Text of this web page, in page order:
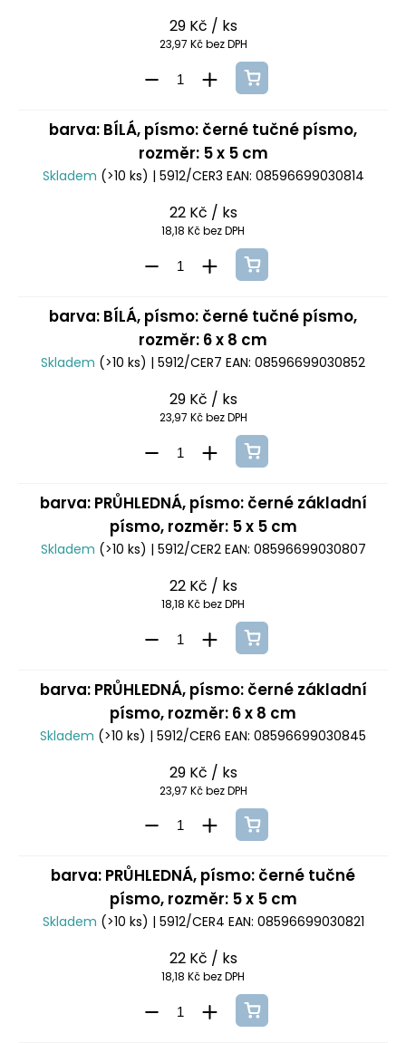
29 Kč / ks
23,97 Kč bez DPH
barva: BÍLÁ, písmo: černé tučné písmo,
rozměr: 5 x 5 cm
Skladem (>10 ks) | 5912/CER3 EAN: 08596699030814
22 Kč / ks
18,18 Kč bez DPH
barva: BÍLÁ, písmo: černé tučné písmo,
rozměr: 6 x 8 cm
Skladem (>10 ks) | 5912/CER7 EAN: 08596699030852
29 Kč / ks
23,97 Kč bez DPH
barva: PRŮHLEDNÁ, písmo: černé základní
písmo, rozměr: 5 x 5 cm
Skladem (>10 ks) | 5912/CER2 EAN: 08596699030807
22 Kč / ks
18,18 Kč bez DPH
barva: PRŮHLEDNÁ, písmo: černé základní
písmo, rozměr: 6 x 8 cm
Skladem (>10 ks) | 5912/CER6 EAN: 08596699030845
29 Kč / ks
23,97 Kč bez DPH
barva: PRŮHLEDNÁ, písmo: černé tučné
písmo, rozměr: 5 x 5 cm
Skladem (>10 ks) | 5912/CER4 EAN: 08596699030821
22 Kč / ks
18,18 Kč bez DPH